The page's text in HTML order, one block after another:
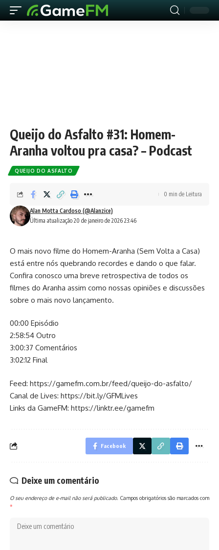
Queijo do Asfalto #31: Homem-
Aranha voltou pra casa? – Podcast
QUEIJO DO ASFALTO
Última atualização 20 de janeiro de 2026 23:46
Alan Motta Cardoso (@Alanzice)
0 min de Leitura
O mais novo filme do Homem-Aranha (Sem Volta a Casa)
está entre nós quebrando recordes e dando o que falar.
Confira conosco uma breve retrospectiva de todos os
filmes do Aranha assim como nossas opiniões e discussões
sobre o mais novo lançamento.
00:00 Episódio
2:58:54 Outro
3:00:37 Comentários
3:02:12 Final
Feed: https://gamefm.com.br/feed/queijo-do-asfalto/
Canal de Lives: https://bit.ly/GFMLives
Links da GameFM: https://linktr.ee/gamefm
Facebook
Deixe um comentário
O seu endereço de e-mail não será publicado. Campos obrigatórios são marcados com
*